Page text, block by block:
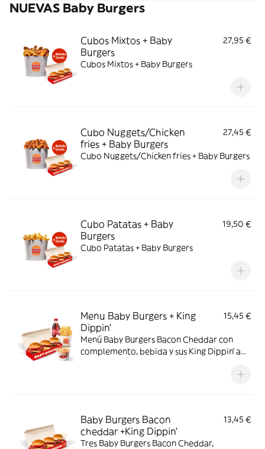
NUEVAS Baby Burgers
Cubos Mixtos + Baby
Burgers
27,95 €
Cubos Mixtos + Baby Burgers
Cubo Nuggets/Chicken
fries + Baby Burgers
27,45 €
Cubo Nuggets/Chicken fries + Baby Burgers
Cubo Patatas + Baby
Burgers
19,50 €
Cubo Patatas + Baby Burgers
Menu Baby Burgers + King
Dippin’
15,45 €
Menú Baby Burgers Bacon Cheddar con
complemento, bebida y sus King Dippin’ a
Baby Burgers Bacon
cheddar +King Dippin’
13,45 €
Tres Baby Burgers Bacon Cheddar,